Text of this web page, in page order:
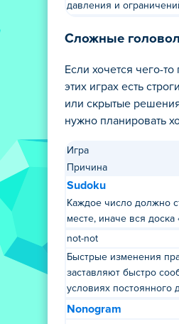
давления и
Сложные
Если хочется чего-
этих играх есть
или скрытые
нужно планировать
Игра
Причина
Sudoku
Каждое число должно
месте, иначе вся доска
not-not
Быстрые изменения
заставляют быстро
условиях постоянного
Nonogram